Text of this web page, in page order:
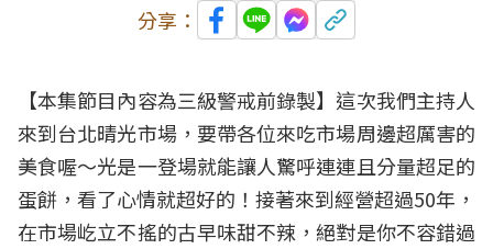
分享：
【本集節目內容為三級警戒前錄製】這次我們主持人
來到台北晴光市場，要帶各位來吃市場周邊超厲害的
美食喔～光是一登場就能讓人驚呼連連且分量超足的
蛋餅，看了心情就超好的！接著來到經營超過50年，
在市場屹立不搖的古早味甜不辣，絕對是你不容錯過